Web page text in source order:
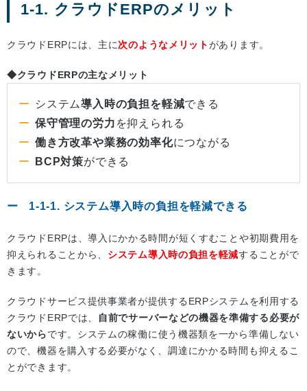
1-1. クラウドERPのメリット
クラウドERPには、主に次のようなメリットがあります。
◆クラウドERPの主なメリット
システム導入時の負担を軽減できる
保守管理の労力 を抑えられる
働き方改革や業務の効率化につながる
BCP対策ができる
1-1-1. システム導入時の負担を軽減できる
クラウドERPは、導入にかかる時間が短くすむことや初期費用を
抑えられることから、 システム導入時の負担を軽減することがで
きます。
クラウドサービス提供事業者が提供するERPシステムを利用する
クラウドERPでは、
自前でサーバーなどの機器を準備する必要が
ないからです。システムの稼働に使う機器類を一から準備しない
ので、機器を購入する必要がなく、調達にかかる時間も抑えるこ
とができます。